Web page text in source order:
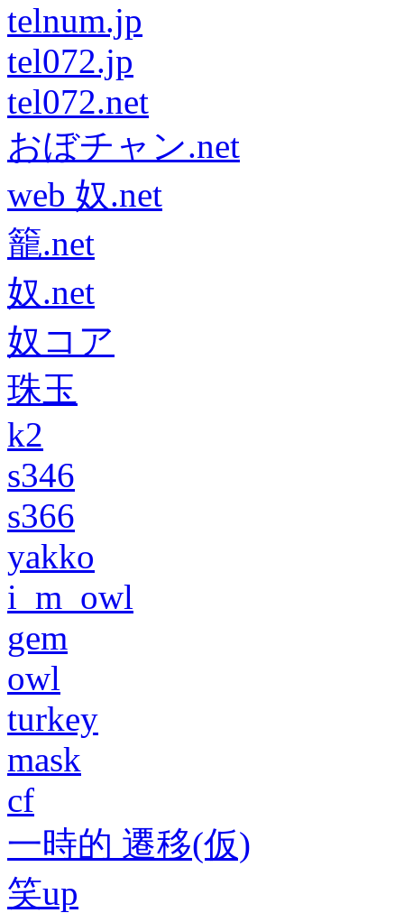
telnum.jp
tel072.jp
tel072.net
おぼチャン.net
web 奴.net
籠.net
奴.net
奴コア
珠玉
k2
s346
s366
yakko
i_m_owl
gem
owl
turkey
mask
cf
一時的 遷移(仮)
笑up